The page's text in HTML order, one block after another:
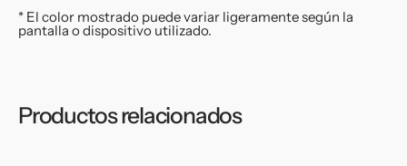
* El color mostrado puede variar ligeramente según la
pantalla o dispositivo utilizado.
Productos relacionados